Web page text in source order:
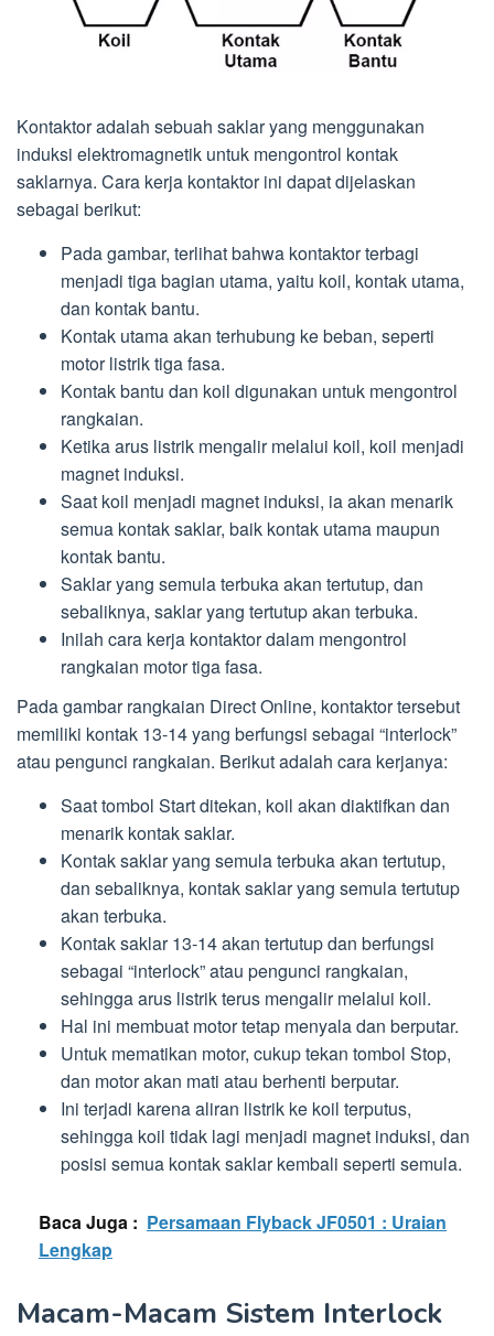
Kontaktor adalah sebuah saklar yang menggunakan
induksi elektromagnetik untuk mengontrol kontak
saklarnya. Cara kerja kontaktor ini dapat dijelaskan
sebagai berikut:
Pada gambar, terlihat bahwa kontaktor terbagi
menjadi tiga bagian utama, yaitu koil, kontak utama,
dan kontak bantu.
Kontak utama akan terhubung ke beban, seperti
motor listrik tiga fasa.
Kontak bantu dan koil digunakan untuk mengontrol
rangkaian.
Ketika arus listrik mengalir melalui koil, koil menjadi
magnet induksi.
Saat koil menjadi magnet induksi, ia akan menarik
semua kontak saklar, baik kontak utama maupun
kontak bantu.
Saklar yang semula terbuka akan tertutup, dan
sebaliknya, saklar yang tertutup akan terbuka.
Inilah cara kerja kontaktor dalam mengontrol
rangkaian motor tiga fasa.
Pada gambar rangkaian Direct Online, kontaktor tersebut
memiliki kontak 13-14 yang berfungsi sebagai “interlock”
atau pengunci rangkaian. Berikut adalah cara kerjanya:
Saat tombol Start ditekan, koil akan diaktifkan dan
menarik kontak saklar.
Kontak saklar yang semula terbuka akan tertutup,
dan sebaliknya, kontak saklar yang semula tertutup
akan terbuka.
Kontak saklar 13-14 akan tertutup dan berfungsi
sebagai “interlock” atau pengunci rangkaian,
sehingga arus listrik terus mengalir melalui koil.
Hal ini membuat motor tetap menyala dan berputar.
Untuk mematikan motor, cukup tekan tombol Stop,
dan motor akan mati atau berhenti berputar.
Ini terjadi karena aliran listrik ke koil terputus,
sehingga koil tidak lagi menjadi magnet induksi, dan
posisi semua kontak saklar kembali seperti semula.
Baca Juga : Persamaan Flyback JF0501 : Uraian
Lengkap
Macam-Macam Sistem Interlock